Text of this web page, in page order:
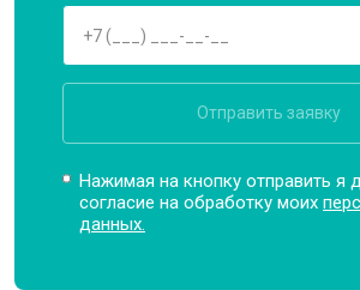
Отправить заявку
Нажимая на кнопку отправить я
согласие на обработку моих
данных.